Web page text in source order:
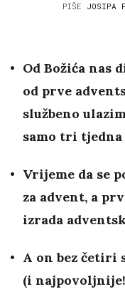
PIŠE JOSIPA
Od Božića nas
od prve
službeno
samo tri tjedna
Vrijeme da se
za advent, a
izrada
A on bez četiri
(i